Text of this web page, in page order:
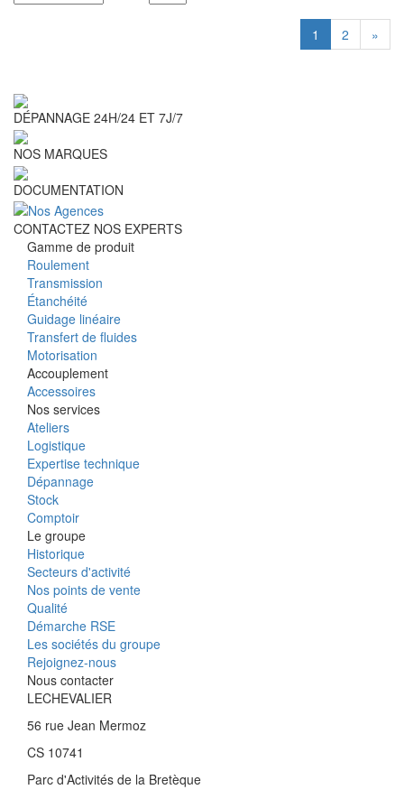
1 2 »
DÉPANNAGE 24H/24 ET 7J/7
NOS MARQUES
DOCUMENTATION
CONTACTEZ NOS EXPERTS
Gamme de produit
Roulement
Transmission
Étanchéité
Guidage linéaire
Transfert de fluides
Motorisation
Accouplement
Accessoires
Nos services
Ateliers
Logistique
Expertise technique
Dépannage
Stock
Comptoir
Le groupe
Historique
Secteurs d'activité
Nos points de vente
Qualité
Démarche RSE
Les sociétés du groupe
Rejoignez-nous
Nous contacter
LECHEVALIER
56 rue Jean Mermoz
CS 10741
Parc d'Activités de la Bretèque